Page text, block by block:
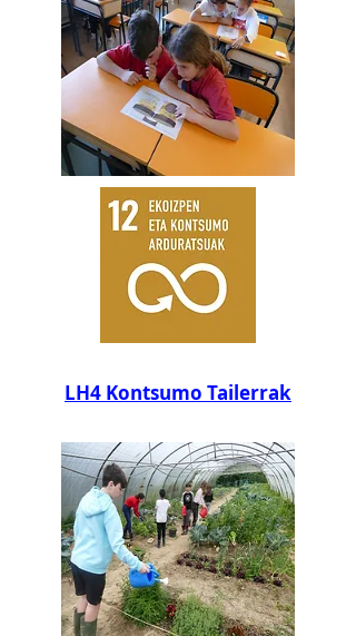
LH4 Kontsumo Tailerrak